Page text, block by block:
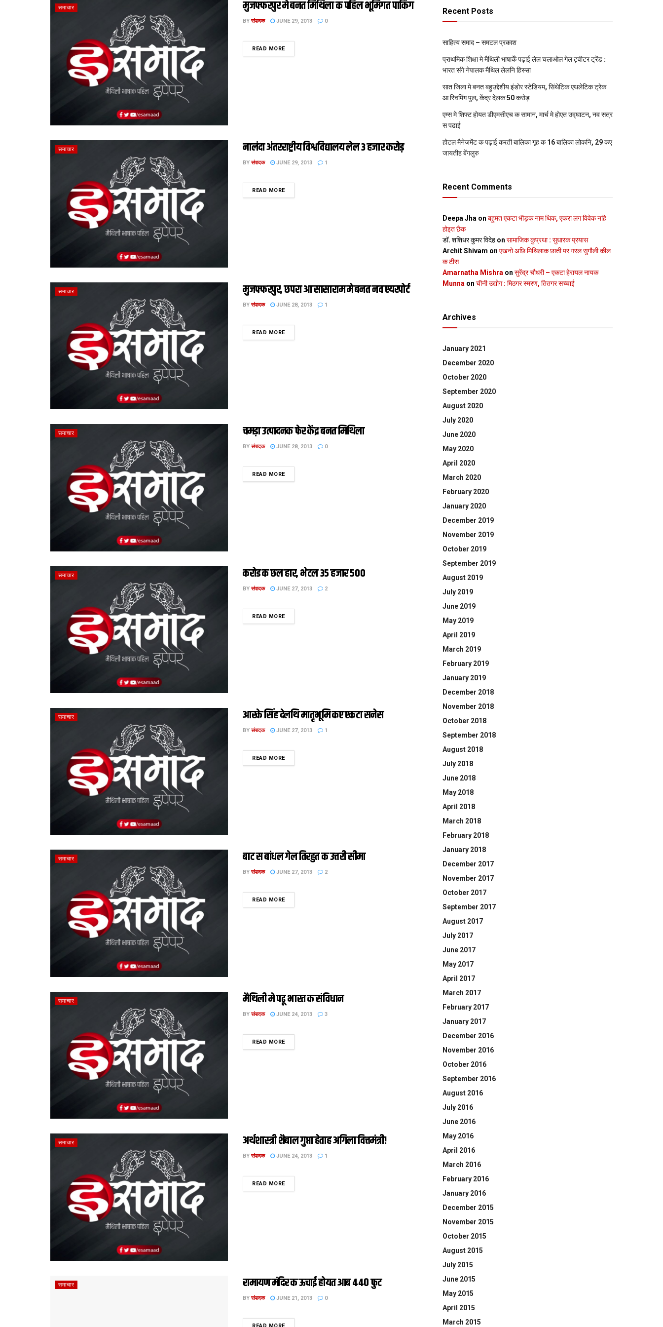
समाचार मुजफ्फरपुर मे बनत मिथिला क पहिल भूमिगत पार्किंग
BY संपादक JUNE 29, 2013 0
READ MOREDETAILS
समाचार नालंदा अंतरराष्ट्रीय विश्वविद्यालय लेल 3 हजार करोड़
BY संपादक JUNE 29, 2013 1
READ MOREDETAILS
समाचार मुजफ्फरपुर, छपरा आ सासाराम मे बनत नव एयरपोर्ट
BY संपादक JUNE 28, 2013 1
READ MOREDETAILS
समाचार चमड़ा उत्पादनक फेर केंद्र बनत मिथिला
BY संपादक JUNE 28, 2013 0
READ MOREDETAILS
समाचार करोड क छल हार, भेटल 35 हजार 500
BY संपादक JUNE 27, 2013 2
READ MOREDETAILS
समाचार आरके सिंह देलथि मातृभूमि कए एकटा सनेस
BY संपादक JUNE 27, 2013 1
READ MOREDETAILS
समाचार बाट स बांधल गेल तिरहुत क उत्तरी सीमा
BY संपादक JUNE 27, 2013 2
READ MOREDETAILS
समाचार मैथिली मे पढू भारत क संविधान
BY संपादक JUNE 24, 2013 3
READ MOREDETAILS
समाचार अर्थशास्त्री शैबाल गुप्ता हेताह अगिला वित्तमंत्री!
BY संपादक JUNE 24, 2013 1
READ MOREDETAILS
समाचार रामायण मंदिर क ऊचाई होयत आब ४४० फुट
BY संपादक JUNE 21, 2013 0
READ MOREDETAILS
Recent Posts
साहित्य समाद – समटल प्रकाश
प्राथमिक शि‍क्षा मे मैथि‍ली भाषाकेँ पढ़ाई लेल चलाओल गेल ट्वीटर ट्रेंड :
भारत संगे नेपालक मैथिल लेलनि हिस्सा
सात जिला मे बनत बहुउद्देशीय इंडोर स्‍टेडि‍यम, सिंथेटिक एथलेटिक ट्रेक
आ स्विमिंग पुल, केंद्र देलक 50 करोड़
एम्स मे शिफ्ट होयत डीएमसीएच क सामान, मार्च मे होएत उद्घाटन, नव सत्र
स पढाई
होटल मैनेजमेंट क पढ़ाई करती बालिका गृह क 16 बालिका लोकनि, 29 कए
जायतीह बेंगलुरु
Recent Comments
Deepa Jha on बहुमत एकटा भीड़क नाम थिक, एकरा लग विवेक नहि
होइत छैक
डॉ. शशिधर कुमर विदेह on सामाजिक कुप्रथा : सुधारक प्रयास
Archit Shivam on एखनो अछि मिथिलाक छाती पर गरल सुगौली कील
क टीस
Amarnatha Mishra on सुरेंद्र चौधरी – एकटा हेरायल नायक
Munna on चीनी उद्योग : मिठगर स्‍मरण, तितगर सच्‍चाई
Archives
January 2021
December 2020
October 2020
September 2020
August 2020
July 2020
June 2020
May 2020
April 2020
March 2020
February 2020
January 2020
December 2019
November 2019
October 2019
September 2019
August 2019
July 2019
June 2019
May 2019
April 2019
March 2019
February 2019
January 2019
December 2018
November 2018
October 2018
September 2018
August 2018
July 2018
June 2018
May 2018
April 2018
March 2018
February 2018
January 2018
December 2017
November 2017
October 2017
September 2017
August 2017
July 2017
June 2017
May 2017
April 2017
March 2017
February 2017
January 2017
December 2016
November 2016
October 2016
September 2016
August 2016
July 2016
June 2016
May 2016
April 2016
March 2016
February 2016
January 2016
December 2015
November 2015
October 2015
August 2015
July 2015
June 2015
May 2015
April 2015
March 2015